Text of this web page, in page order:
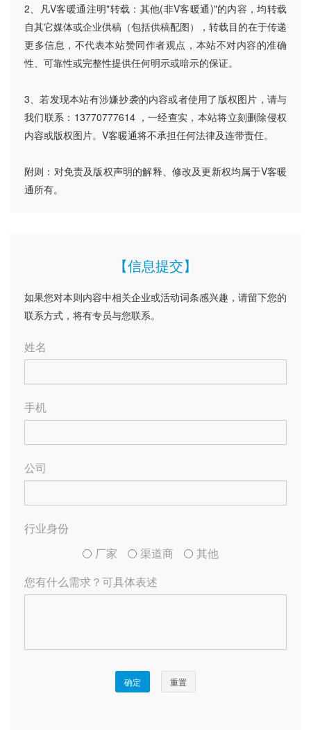
2、凡V客暖通注明"转载：其他(非V客暖通)"的内容，均转载
自其它媒体或企业供稿（包括供稿配图），转载目的在于传递
更多信息，不代表本站赞同作者观点，本站不对内容的准确
性、可靠性或完整性提供任何明示或暗示的保证。
3、若发现本站有涉嫌抄袭的内容或者使用了版权图片，请与
我们联系：13770777614 ，一经查实，本站将立刻删除侵权
内容或版权图片。V客暖通将不承担任何法律及连带责任。
附则：对免责及版权声明的解释、修改及更新权均属于V客暖
通所有。